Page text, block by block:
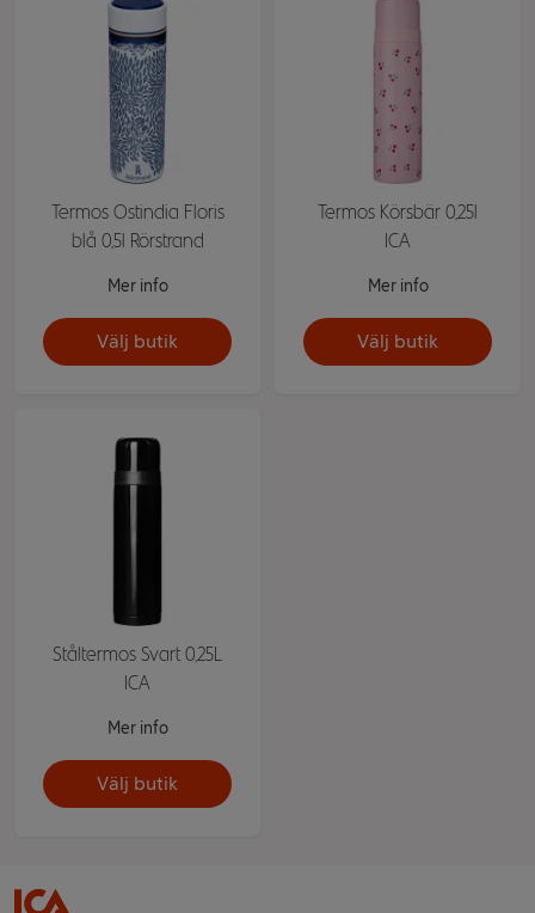
Termos Ostindia Floris
blå 0,5l Rörstrand
Mer info
Välj butik
Termos Körsbär 0,25l
ICA
Mer info
Välj butik
Ståltermos Svart 0,25L
ICA
Mer info
Välj butik